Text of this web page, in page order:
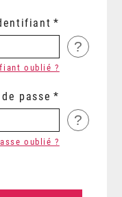
?
oublié ?
passe
?
oublié ?